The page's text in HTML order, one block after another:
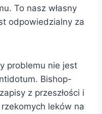
To nasz własny
odpowiedzialny za
problemu nie jest
Bishop-
z przeszłości i
leków na